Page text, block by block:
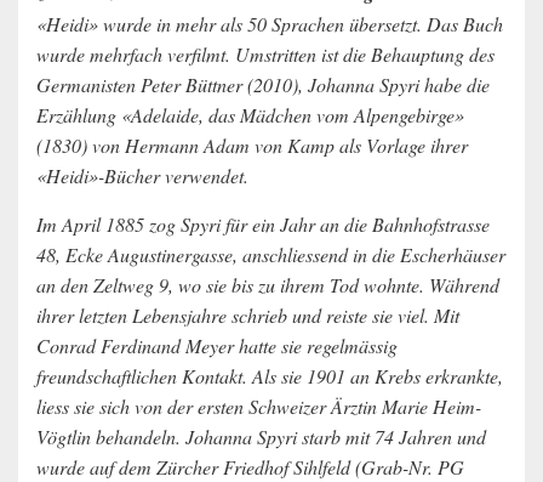
«Heidi» wurde in mehr als 50 Sprachen übersetzt. Das Buch
wurde mehrfach verfilmt. Umstritten ist die Behauptung des
Germanisten Peter Büttner (2010), Johanna Spyri habe die
Erzählung «Adelaide, das Mädchen vom Alpengebirge»
(1830) von Hermann Adam von Kamp als Vorlage ihrer
«Heidi»-Bücher verwendet.
Im April 1885 zog Spyri für ein Jahr an die Bahnhofstrasse
48, Ecke Augustinergasse, anschliessend in die Escherhäuser
an den Zeltweg 9, wo sie bis zu ihrem Tod wohnte. Während
ihrer letzten Lebensjahre schrieb und reiste sie viel. Mit
Conrad Ferdinand Meyer hatte sie regelmässig
freundschaftlichen Kontakt. Als sie 1901 an Krebs erkrankte,
liess sie sich von der ersten Schweizer Ärztin Marie Heim-
Vögtlin behandeln. Johanna Spyri starb mit 74 Jahren und
wurde auf dem Zürcher Friedhof Sihlfeld (Grab-Nr. PG